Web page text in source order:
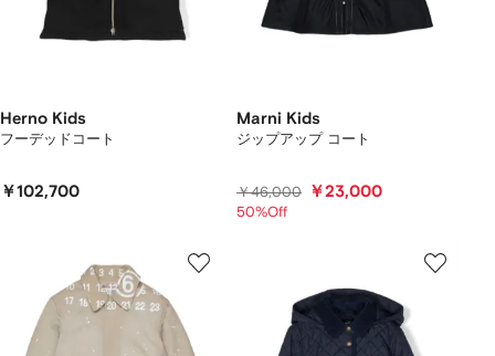
Herno Kids
フーデッドコート
￥102,700
Marni Kids
ジップアップ コート
￥46,000 ￥23,000
50%Off